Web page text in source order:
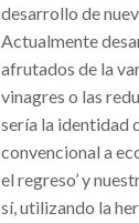
desarrollo de
Actualmente
afrutados de la
vinagres o las
sería la identidad
convencional a
el regreso’y
sí, utilizando la